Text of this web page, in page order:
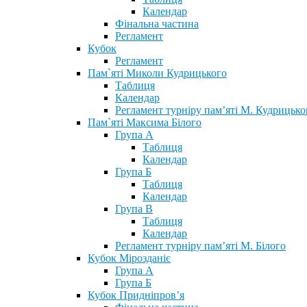
Календар
Фінальна частина
Регламент
Кубок
Регламент
Пам`яті Миколи Кудрицького
Таблиця
Календар
Регламент турніру пам’яті М.
Пам`яті Максима Білого
Група А
Таблиця
Календар
Група Б
Таблиця
Календар
Група В
Таблиця
Календар
Регламент турніру пам’яті М. Білого
Кубок Мірозданіє
Група А
Група Б
Кубок Придніпров’я